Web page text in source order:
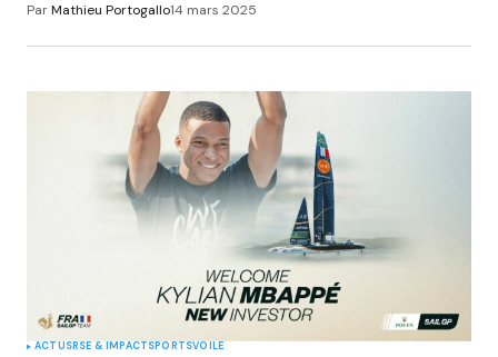
ParMathieu Portogallo14 mars 2025
ACTUSRSE & IMPACTSPORTSVOILE